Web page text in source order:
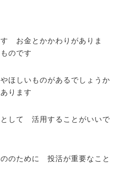
お金とかかわりがありま
のです
ほしいものがあるでしょうか
ります
して 活用することがいいで
のために 投活が重要なこと